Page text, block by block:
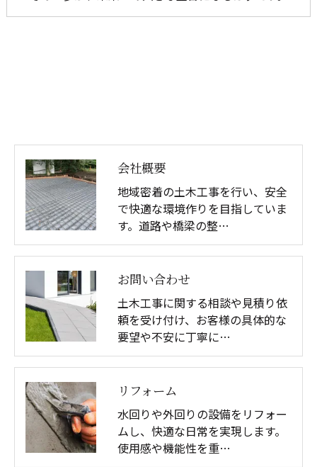
会社概要
地域密着の土木工事を行い、安全
で快適な環境作りを目指していま
す。道路や橋梁の整…
お問い合わせ
土木工事に関する相談や見積り依
頼を受け付け、お客様の具体的な
要望や不安に丁寧に…
リフォーム
水回りや外回りの設備をリフォー
ムし、快適な日常を実現します。
使用感や機能性を重…